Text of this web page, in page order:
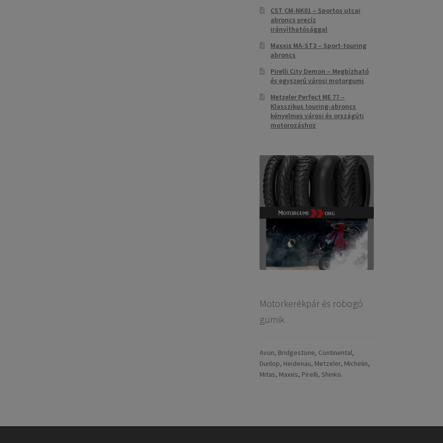
CST CM-NK01 – Sportos utcai
abroncs precíz
irányíthatósággal
Maxxis MA-ST3 – Sport-touring
abroncs
Pirelli City Demon – Megbízható
és egyszerű városi motorgumi
Metzeler Perfect ME 77 –
Klasszikus touring-abroncs
kényelmes városi és országúti
motorozáshoz
Motorkerékpár és robogó
gumik
Avon, Bridgestone, Continental,
Dunlop, Heidenau, Metzeler, Michelin,
Mitas, Maxxis, Pirelli, Shinko.